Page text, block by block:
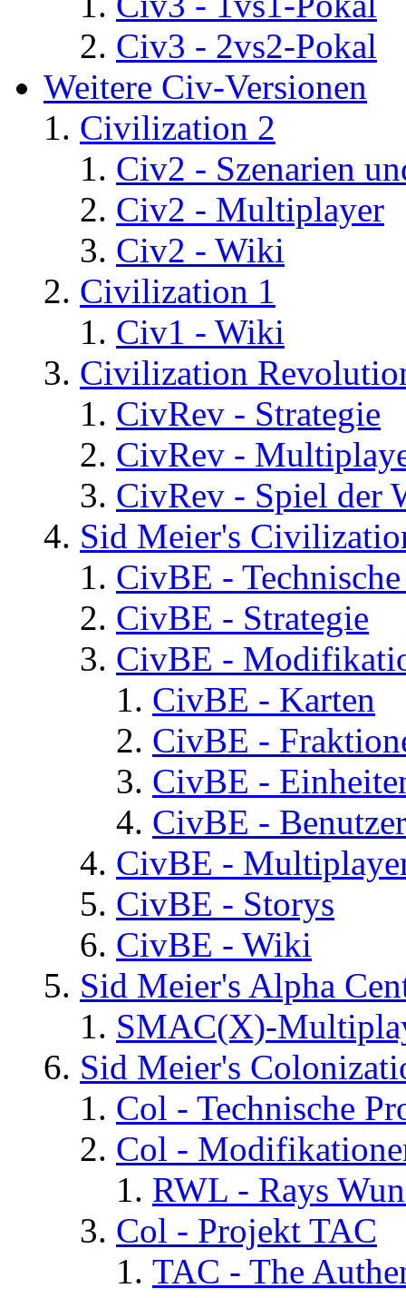
Civ3 - 2vs2-Pokal
Weitere Civ-Versionen
Civilization 2
Civ2 - Szenarien
Civ2 - Multiplayer
Civ2 - Wiki
Civilization 1
Civ1 - Wiki
Civilization
CivRev - Strategie
CivRev -
CivRev - Spiel der
Sid Meier's
CivBE -
CivBE - Strategie
CivBE -
CivBE - Karten
CivBE -
CivBE -
CivBE -
CivBE -
CivBE - Storys
CivBE - Wiki
Sid Meier's Alpha
SMAC(X)-
Sid Meier's
Col - Technische
Col -
RWL - Rays
Col - Projekt TAC
TAC - The